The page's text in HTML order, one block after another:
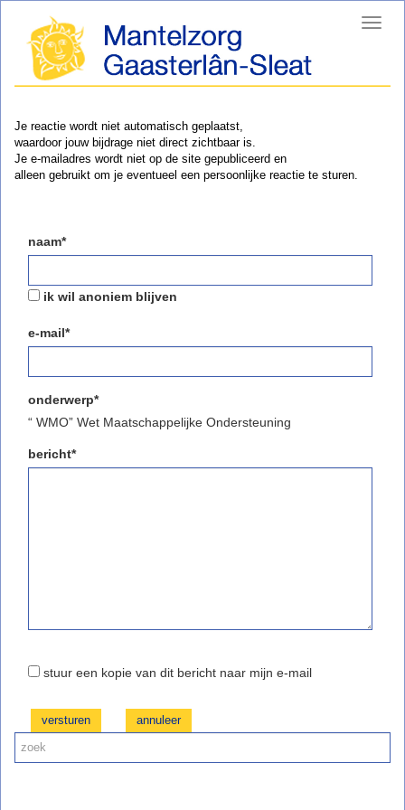
Je reactie wordt niet automatisch geplaatst,
waardoor jouw bijdrage niet direct zichtbaar is.
Je e-mailadres wordt niet op de site gepubliceerd en
alleen gebruikt om je eventueel een persoonlijke reactie te sturen.
naam*
ik wil anoniem blijven
e-mail*
onderwerp*
“ WMO” Wet Maatschappelijke Ondersteuning
bericht*
stuur een kopie van dit bericht naar mijn e-mail
versturen